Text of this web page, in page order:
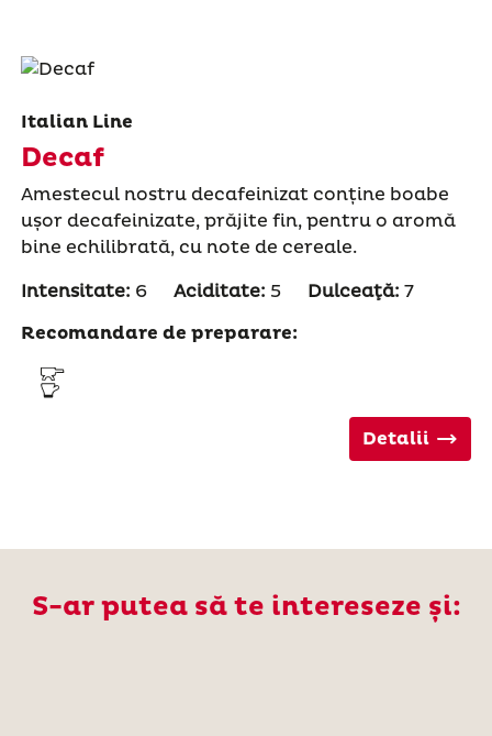
Italian Line
Decaf
Amestecul nostru decafeinizat conține boabe
ușor decafeinizate, prăjite fin, pentru o aromă
bine echilibrată, cu note de cereale.
Intensitate: 6 Aciditate: 5 Dulceaţă: 7
Recomandare de preparare:
Detalii
S-ar putea să te intereseze și: